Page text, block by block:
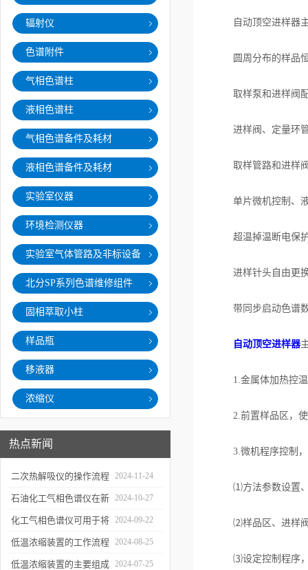
辐射仪
色谱附件
气相色谱柱
液相色谱柱
气相色谱备件及耗材
液相色谱备件及耗材
实验室仪器
环境检测仪器
实验室气体管路及非标设备
北分SP系列色谱维修组件
固相萃取小柱
样品瓶
移液器
浓缩仪
热点新闻
二次热解吸仪的操作流程
和使用注意事项
2024-11-24
石油化工气相色谱仪在新
材料、新产品的研发中的
应用
2024-10-27
化工气相色谱仪可用于将
样品引入色谱柱并推动分
离过程
2024-09-22
低温浓缩装置的工作流程
及使用注意事项
2024-08-25
低温浓缩装置的主要组成 2024-07-25
自动顶空进样器主
圆周分布的样品恒
取样泵和进样阀配
进样阀、定量环管
取样管路和进样阀
单片微机控制、液
超温掉温断电保护
进样针头自由更换
带同步启动色谱数
自动顶空进样器
1.金属体加热控温
2.前置样品区，使
3.微机程序控制，
⑴方法参数设置、
⑵样品区、进样阀
⑶设定控制程序，